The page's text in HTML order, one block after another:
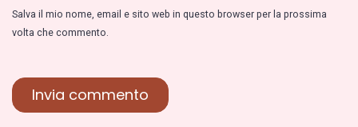
Salva il mio nome, email e sito web in questo browser per la prossima
volta che commento.